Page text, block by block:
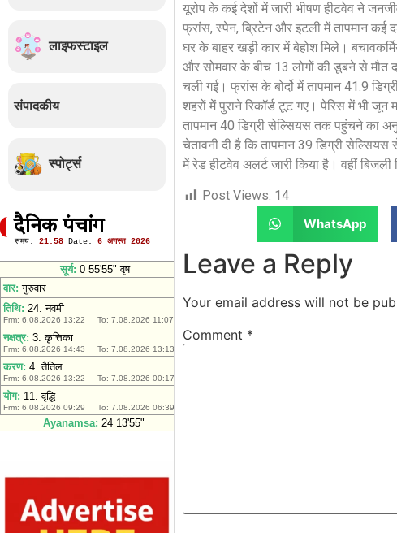
लाइफस्टाइल
संपादकीय
स्पोर्ट्स
दैनिक पंचांग
यूरोप के कई देशों में जारी भीषण हीटवेव ने
फ्रांस, स्पेन, ब्रिटेन और इटली में तापमान कई
घर के बाहर खड़ी कार में बेहोश मिले।
और सोमवार के बीच 13 लोगों की डूबने से मौत
चली गई। फ्रांस के बोर्दो में तापमान 41.9
शहरों में पुराने रिकॉर्ड टूट गए। पेरिस में भी
तापमान 40 डिग्री सेल्सियस तक पहुंचने का
चेतावनी दी है कि तापमान 39 डिग्री
में रेड हीटवेव अलर्ट जारी किया है। वहीं
Post Views: 14
WhatsApp
Leave a Reply
Your email address will not be
Comment *